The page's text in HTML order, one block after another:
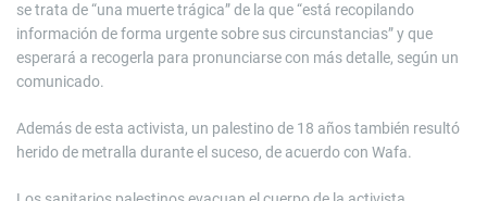
se trata de “una muerte trágica” de la que “está recopilando
información de forma urgente sobre sus circunstancias” y que
esperará a recogerla para pronunciarse con más detalle, según un
comunicado.
Además de esta activista, un palestino de 18 años también resultó
herido de metralla durante el suceso, de acuerdo con Wafa.